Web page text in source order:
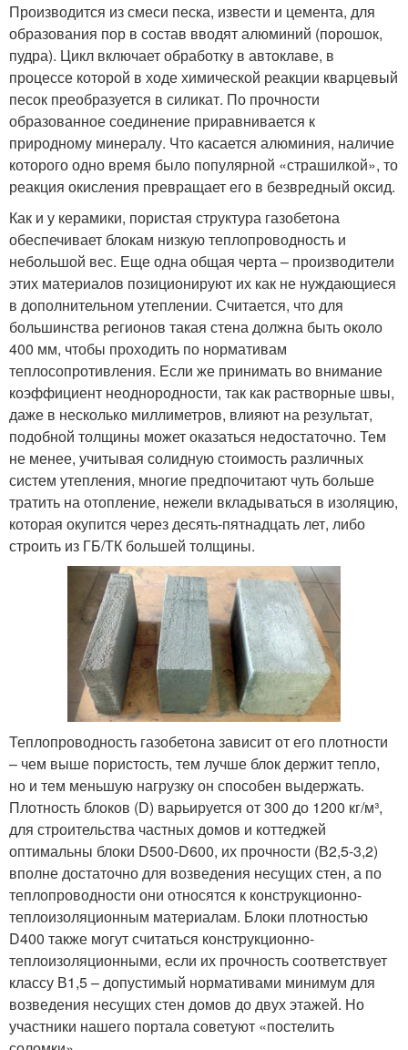
Производится из смеси песка, извести и цемента, для
образования пор в состав вводят алюминий (порошок,
пудра). Цикл включает обработку в автоклаве, в
процессе которой в ходе химической реакции кварцевый
песок преобразуется в силикат. По прочности
образованное соединение приравнивается к
природному минералу. Что касается алюминия, наличие
которого одно время было популярной «страшилкой», то
реакция окисления превращает его в безвредный оксид.
Как и у керамики, пористая структура газобетона
обеспечивает блокам низкую теплопроводность и
небольшой вес. Еще одна общая черта – производители
этих материалов позиционируют их как не нуждающиеся
в дополнительном утеплении. Считается, что для
большинства регионов такая стена должна быть около
400 мм, чтобы проходить по нормативам
теплосопротивления. Если же принимать во внимание
коэффициент неоднородности, так как растворные швы,
даже в несколько миллиметров, влияют на результат,
подобной толщины может оказаться недостаточно. Тем
не менее, учитывая солидную стоимость различных
систем утепления, многие предпочитают чуть больше
тратить на отопление, нежели вкладываться в изоляцию,
которая окупится через десять-пятнадцать лет, либо
строить из ГБ/ТК большей толщины.
Теплопроводность газобетона зависит от его плотности
– чем выше пористость, тем лучше блок держит тепло,
но и тем меньшую нагрузку он способен выдержать.
Плотность блоков (D) варьируется от 300 до 1200 кг/м³,
для строительства частных домов и коттеджей
оптимальны блоки D500-D600, их прочности (В2,5-3,2)
вполне достаточно для возведения несущих стен, а по
теплопроводности они относятся к конструкционно-
теплоизоляционным материалам. Блоки плотностью
D400 также могут считаться конструкционно-
теплоизоляционными, если их прочность соответствует
классу В1,5 – допустимый нормативами минимум для
возведения несущих стен домов до двух этажей. Но
участники нашего портала советуют «постелить